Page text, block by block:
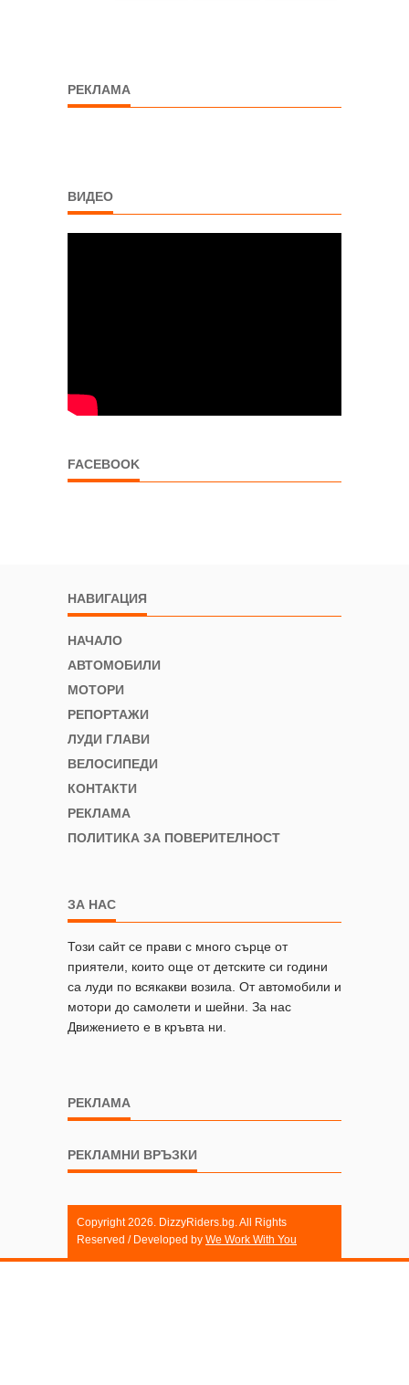
РЕКЛАМА
ВИДЕО
FACEBOOK
НАВИГАЦИЯ
НАЧАЛО
АВТОМОБИЛИ
МОТОРИ
РЕПОРТАЖИ
ЛУДИ ГЛАВИ
ВЕЛОСИПЕДИ
КОНТАКТИ
РЕКЛАМА
ПОЛИТИКА ЗА ПОВЕРИТЕЛНОСТ
ЗА НАС
Този сайт се прави с много сърце от
приятели, които още от детските си години
са луди по всякакви возила. От автомобили и
мотори до самолети и шейни. За нас
Движението е в кръвта ни.
РЕКЛАМА
РЕКЛАМНИ ВРЪЗКИ
Copyright 2026. DizzyRiders.bg. All Rights
Reserved / Developed by We Work With You